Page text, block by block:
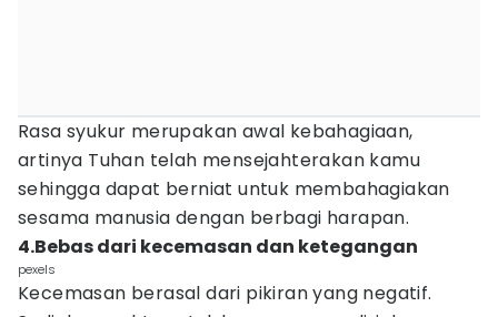
Rasa syukur merupakan awal kebahagiaan,
artinya Tuhan telah mensejahterakan kamu
sehingga dapat berniat untuk membahagiakan
sesama manusia dengan berbagi harapan.
4.Bebas dari kecemasan dan ketegangan
pexels
Kecemasan berasal dari pikiran yang negatif.